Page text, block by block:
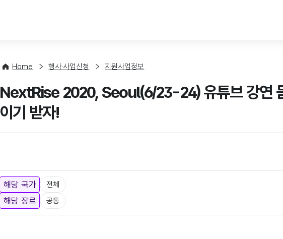
Home 행사·사업신청 지원사업정보
NextRise 2020, Seoul(6/23-24) 유튜브 강연
이기 받자!
해당 국가 전체
해당 장르 공통